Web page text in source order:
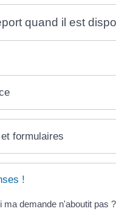
quand il est
formulaires
!
ma demande n'aboutit pas ?